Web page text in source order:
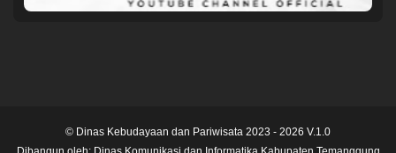
© Dinas Kebudayaan dan Pariwisata 2023 - 2026 V.1.0